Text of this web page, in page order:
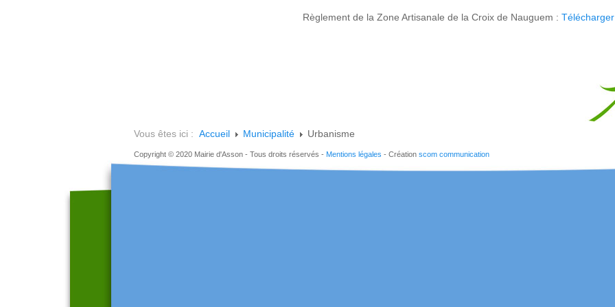
Règlement de la Zone Artisanale de la Croix de Nauguem :
Vous êtes ici : Accueil Municipalité Urbanisme
Copyright © 2020 Mairie d'Asson - Tous droits réservés - Mentions légales - Création scom communication